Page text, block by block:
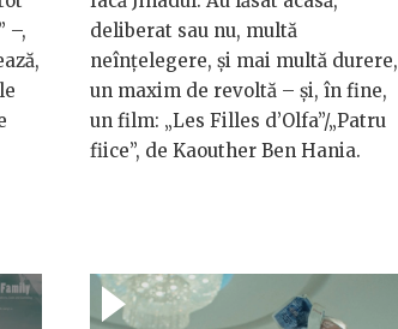
–,
deliberat sau nu, multă
neînțelegere, și mai multă durere,
un maxim de revoltă – și, în fine,
un film: „Les Filles d’Olfa”/„Patru
fiice”, de Kaouther Ben Hania.